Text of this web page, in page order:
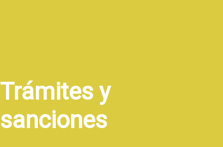
Trámites y
sanciones